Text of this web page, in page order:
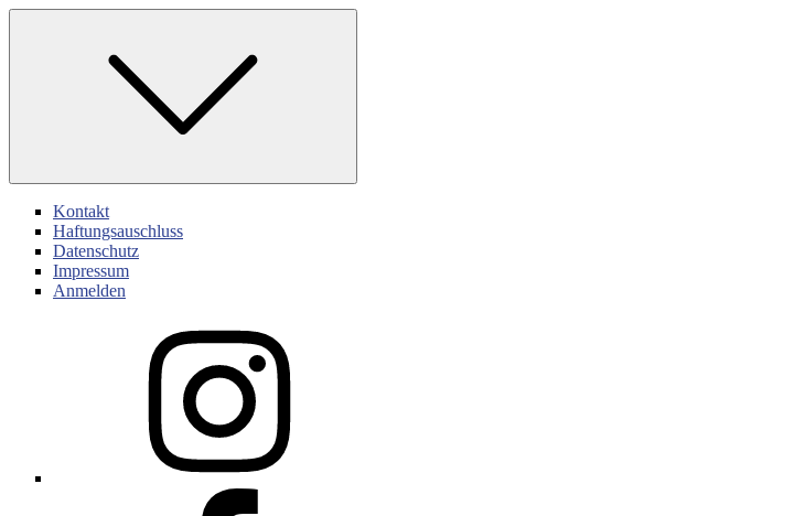
Skip
Kontakt
Haftungsauschluss
Datenschutz
Impressum
Anmelden